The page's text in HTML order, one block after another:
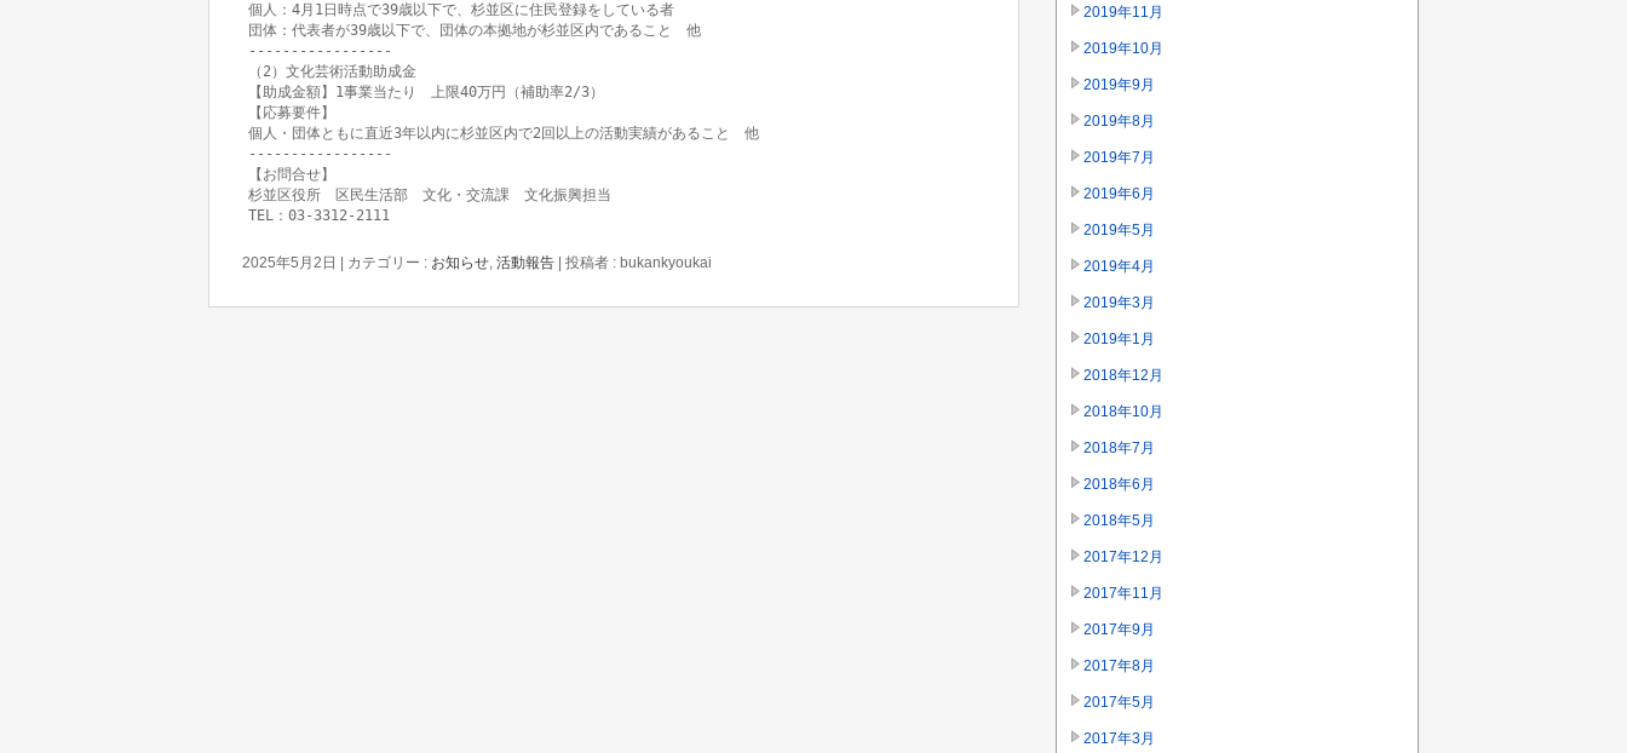
個人：4月1日時点で39歳以下で、杉並区に住民登録をしている者
団体：代表者が39歳以下で、団体の本拠地が杉並区内であること　他
-----------------
（2）文化芸術活動助成金
【助成金額】1事業当たり　上限40万円（補助率2/3）
【応募要件】
個人・団体ともに直近3年以内に杉並区内で2回以上の活動実績があること　他
-----------------
【お問合せ】
杉並区役所　区民生活部　文化・交流課　文化振興担当
TEL：03-3312-2111
2025年5月2日 カテゴリー : お知らせ ,活動報告 |投稿者 : bukankyoukai
2019年11月
2019年10月
2019年9月
2019年8月
2019年7月
2019年6月
2019年5月
2019年4月
2019年3月
2019年1月
2018年12月
2018年10月
2018年7月
2018年6月
2018年5月
2017年12月
2017年11月
2017年9月
2017年8月
2017年5月
2017年3月